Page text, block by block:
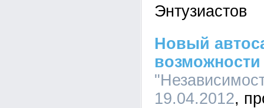
Энтузиастов
Новый
возможности
19.04.2012